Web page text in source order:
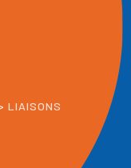
LIAISONS